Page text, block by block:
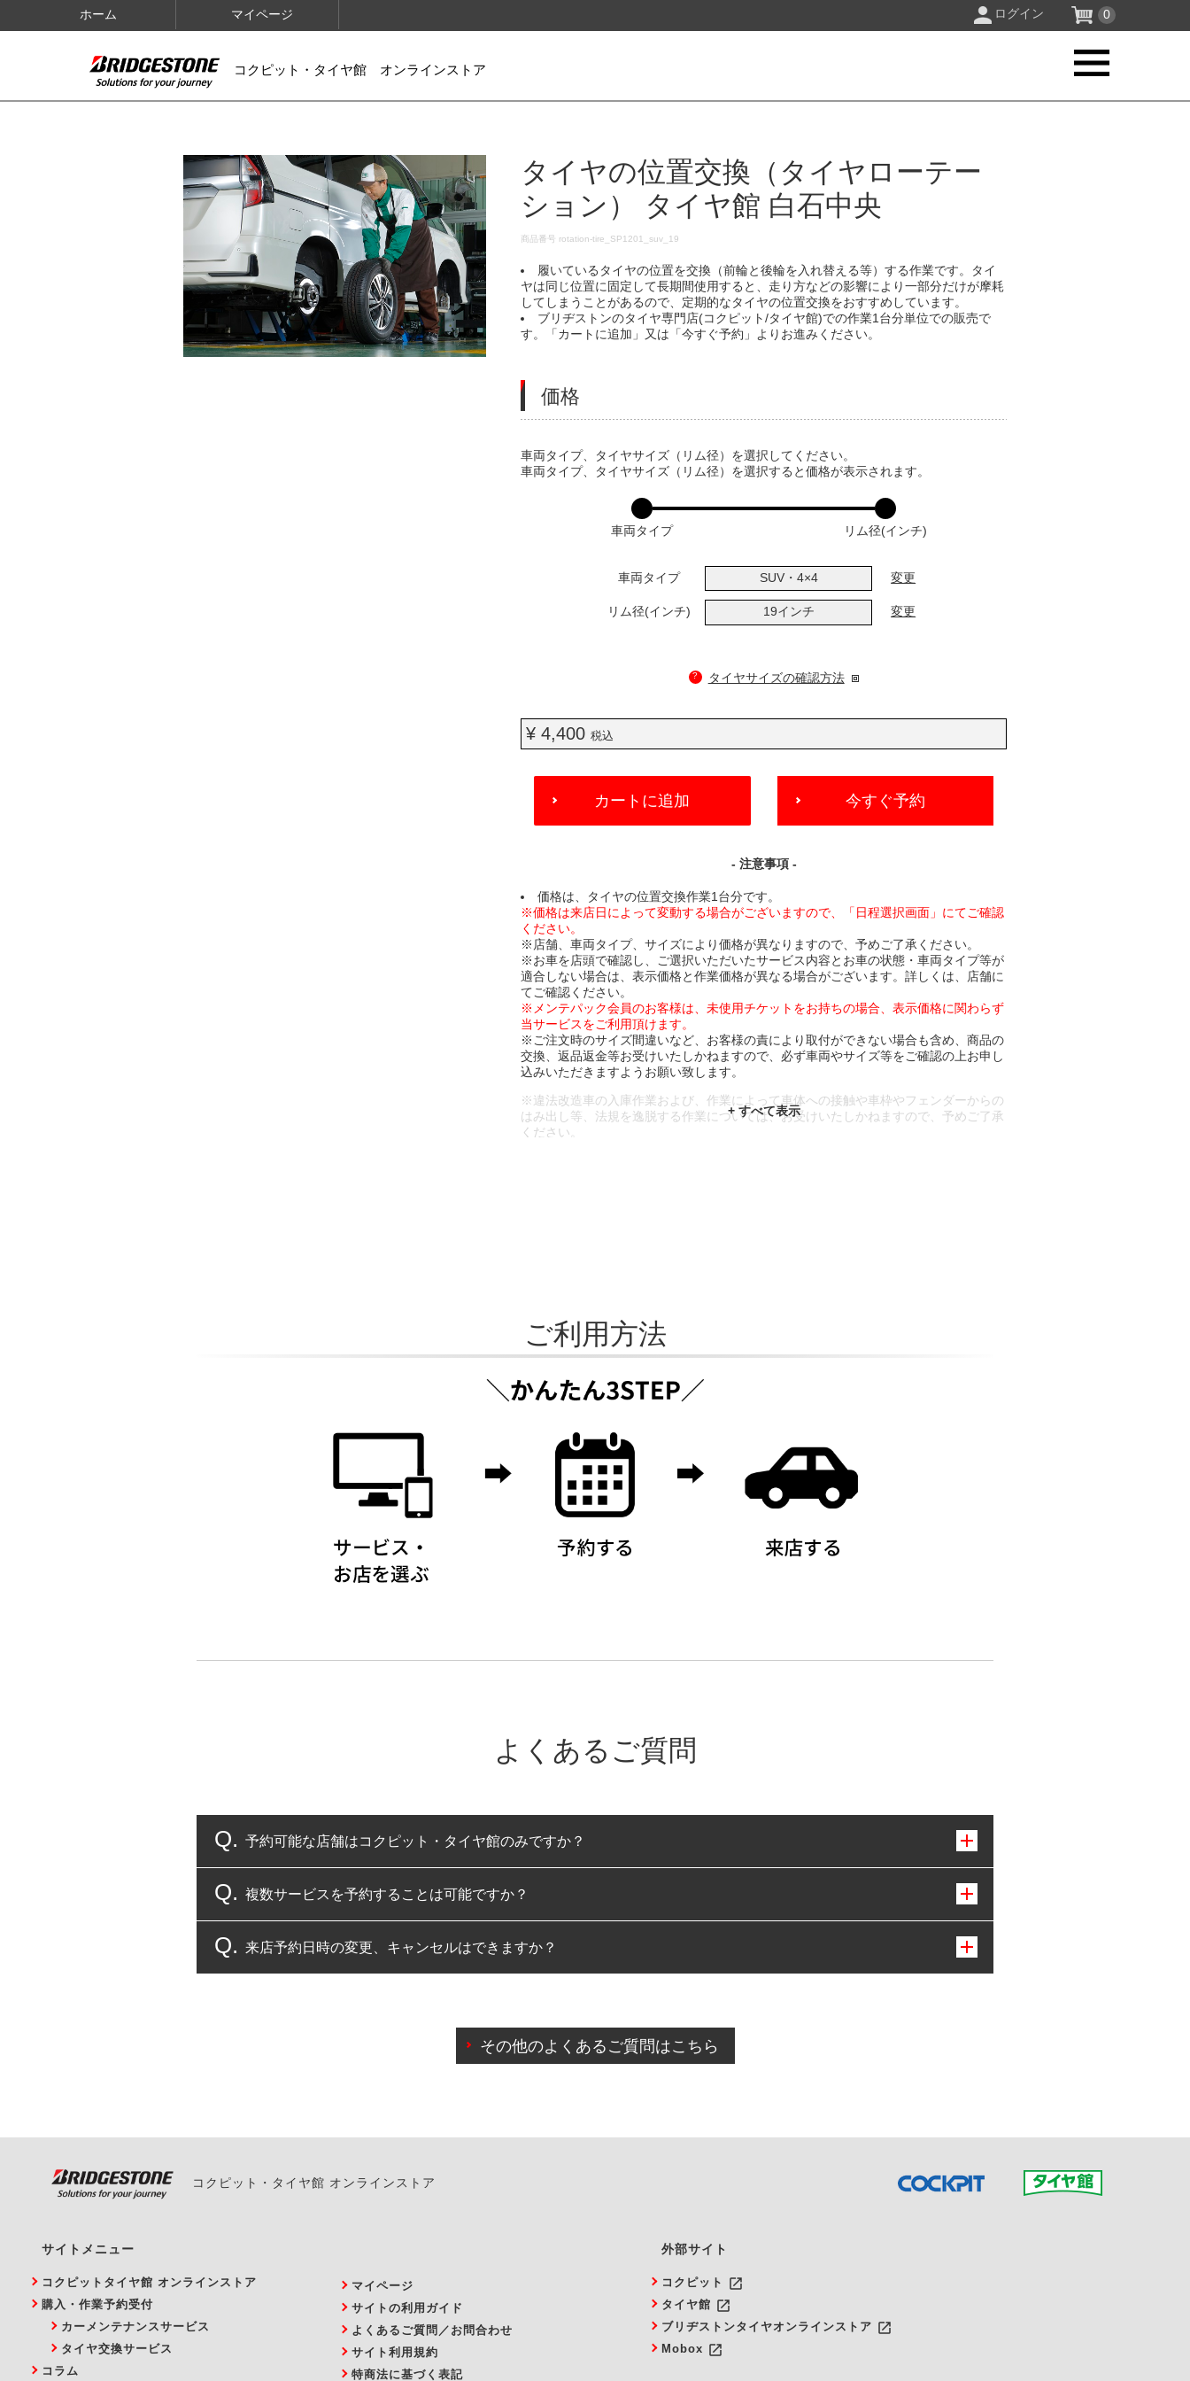
ホーム マイページ ログイン 0
コクピット・タイヤ館 オンラインストア
IMAGES
タイヤの位置交換（タイヤローテー
ション） タイヤ館 白石中央
DETAILS
商品番号 rotation-tire_SP1201_suv_19
履いているタイヤの位置を交換（前輪と後輪を入れ替える等）する作業です。タイ
ヤは同じ位置に固定して長期間使用すると、走り方などの影響により一部分だけが摩耗
してしまうことがあるので、定期的なタイヤの位置交換をおすすめしています。
ブリヂストンのタイヤ専門店(コクピット/タイヤ館)での作業1台分単位での販売で
す。「カートに追加」又は「今すぐ予約」よりお進みください。
価格
VARIATIONS
車両タイプ、タイヤサイズ（リム径）を選択してください。
車両タイプ、タイヤサイズ（リム径）を選択すると価格が表示されます。
車両タイプ リム径(インチ)
車両タイプ SUV・4×4 変更
リム径(インチ) 19インチ 変更
? タイヤサイズの確認方法
¥ 4,400税込
ADD
CART
カートに追加 今すぐ予約
- 注意事項 -
価格は、タイヤの位置交換作業1台分です。
※価格は来店日によって変動する場合がございますので、「日程選択画面」にてご確認
ください。
※店舗、車両タイプ、サイズにより価格が異なりますので、予めご了承ください。
※お車を店頭で確認し、ご選択いただいたサービス内容とお車の状態・車両タイプ等が
適合しない場合は、表示価格と作業価格が異なる場合がございます。詳しくは、店舗に
てご確認ください。
※メンテパック会員のお客様は、未使用チケットをお持ちの場合、表示価格に関わらず
当サービスをご利用頂けます。
※ご注文時のサイズ間違いなど、お客様の責により取付ができない場合も含め、商品の
交換、返品返金等お受けいたしかねますので、必ず車両やサイズ等をご確認の上お申し
込みいただきますようお願い致します。
※違法改造車の入庫作業および、作業によって車体への接触や車枠やフェンダーからの
はみ出し等、法規を逸脱する作業については、お受けいたしかねますので、予めご了承
ください。
ご利用方法
よくあるご質問
予約可能な店舗はコクピット・タイヤ館のみですか？
コクピット・タイヤ館のみとなります。
複数サービスを予約することは可能ですか？
複数サービスのご予約は可能です。
来店予約日時の変更、キャンセルはできますか？
また、やむを得ない事由によりご予約のキャンセルをご希望の際は、直接ご予約いただいた店舗へご連絡くださ
その他のよくあるご質問はこちら
コクピット・タイヤ館 オンラインストア
サイトメニュー
コクピットタイヤ館 オンラインストア
購入・作業予約受付
カーメンテナンスサービス
タイヤ交換サービス
コラム
マイページ
サイトの利用ガイド
よくあるご質問／お問合わせ
サイト利用規約
特商法に基づく表記
外部サイト
コクピット launch
タイヤ館 launch
ブリヂストンタイヤオンラインストア launch
Mobox launch